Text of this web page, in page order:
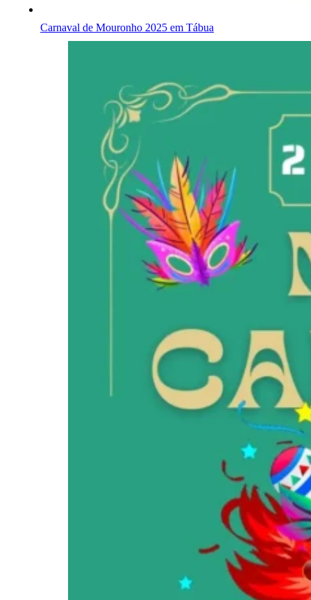
Carnaval de Mouronho 2025 em Tábua